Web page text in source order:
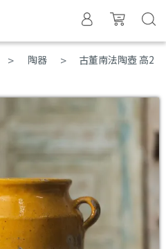
> 陶器
古董南法陶壺 高2